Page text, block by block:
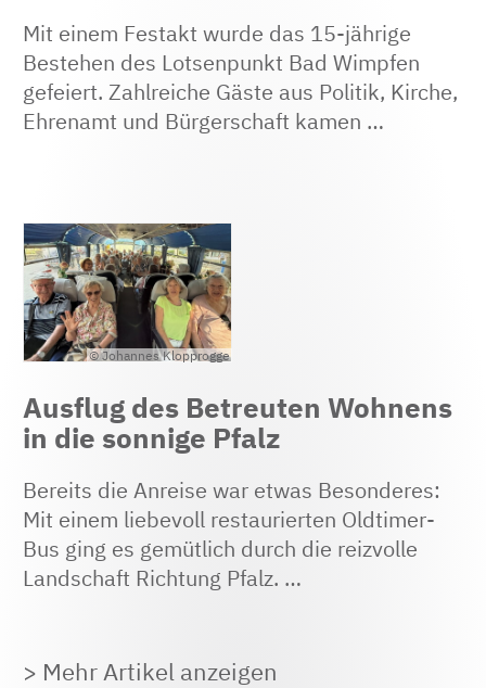
Mit einem Festakt wurde das 15-jährige
Bestehen des Lotsenpunkt Bad Wimpfen
gefeiert. Zahlreiche Gäste aus Politik, Kirche,
Ehrenamt und Bürgerschaft kamen …
© Johannes Klopprogge
Ausflug des Betreuten Wohnens
in die sonnige Pfalz
Bereits die Anreise war etwas Besonderes:
Mit einem liebevoll restaurierten Oldtimer-
Bus ging es gemütlich durch die reizvolle
Landschaft Richtung Pfalz. …
> Mehr Artikel anzeigen